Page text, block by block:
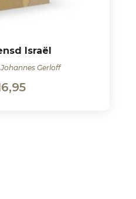
Israël
Gerloff